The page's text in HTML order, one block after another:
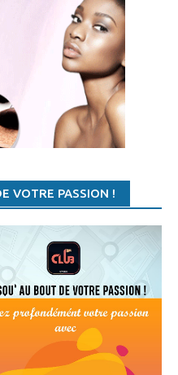
MAROCAINE VEUT BRISER LE MYTHE AFRICAIN
SE DIT VICTIME DE DISCRIMINATION RACIALE
PROGRAMME DES QUARTS DE FINALE
ÉLIMINÉE, GARCIA JOUE LES QUARTS
DÉFEND BIEN SON TITRE DE CHAMPION
FORFAIT, HALEP QUALIFIÉE POUR LES QUARTS
: LE CAMEROUN U 17 FÉMININ QUALIFIÉ
VOTRE PASSION !